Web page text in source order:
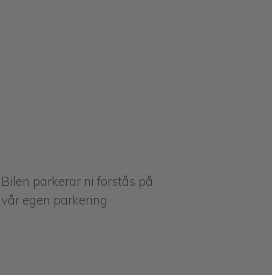
Bilen parkerar ni förstås på
vår egen parkering